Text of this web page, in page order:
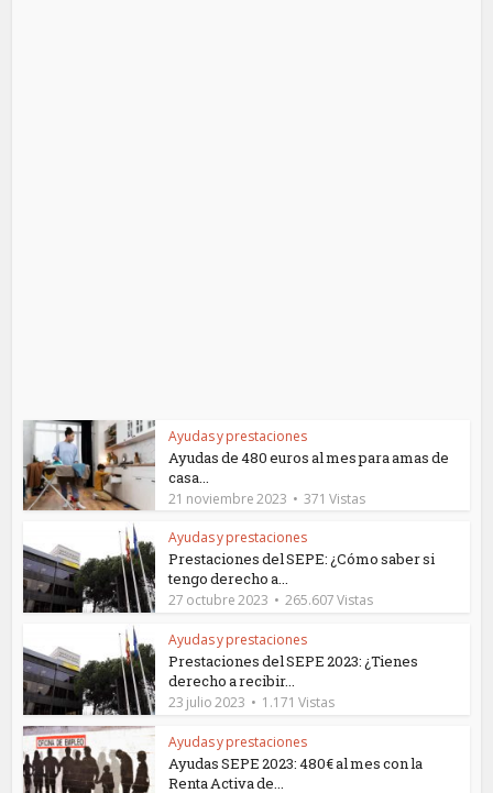
Ayudas y prestaciones
Ayudas de 480 euros al mes para amas de
casa...
21 noviembre 2023 371 Vistas
Ayudas y prestaciones
Prestaciones del SEPE: ¿Cómo saber si
tengo derecho a...
27 octubre 2023 265.607 Vistas
Ayudas y prestaciones
Prestaciones del SEPE 2023: ¿Tienes
derecho a recibir...
23 julio 2023 1.171 Vistas
Ayudas y prestaciones
Ayudas SEPE 2023: 480€ al mes con la
Renta Activa de...